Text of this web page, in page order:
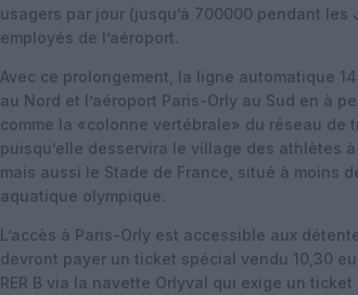
usagers par jour (jusqu’à 700000 pendant les
employés de l’aéroport.
Avec ce prolongement, la ligne automatique
au Nord et l’aéroport Paris-Orly au Sud en à
comme la «colonne vertébrale» du réseau de
puisqu’elle desservira le village des athlètes
mais aussi le Stade de France, situé à moins
aquatique olympique.
L’accès à Paris-Orly est accessible aux
devront payer un ticket spécial vendu 10,30
RER B via la navette Orlyval qui exige un